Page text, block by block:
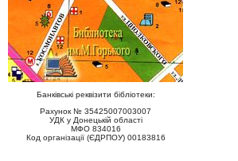
Банківські реквізити бібліотеки:
Рахунок № 35425007003007
УДК у Донецькій області
МФО 834016
Код організації (ЄДРПОУ) 00183816